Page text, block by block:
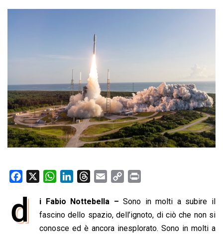
e
W
a
t
s
n
k
e
r
e
a
a
i
l
p
y
L
n
t
d i Fabio Nottebella – Sono in molti a subire il
fascino dello spazio, dell’ignoto, di ciò che non si
conosce ed è ancora inesplorato. Sono in molti a